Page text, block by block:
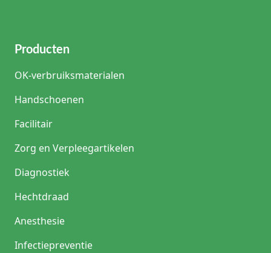
Producten
OK-verbruiksmaterialen
Handschoenen
Facilitair
Zorg en Verpleegartikelen
Diagnostiek
Hechtdraad
Anesthesie
Infectiepreventie